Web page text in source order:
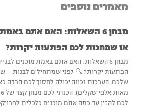
site
מאמרים נוספים
מבחן 6 השאלות: האם אתם
או שמחכות לכם הפתעות יקרות?
מבחן 6 השאלות: האם אתם באמת מוכנים
הפתעות יקרות? 🔍 לפני שמתחילים לבנות –
שלכם. הערכות נכונה יכולה לחסוך לכם הרבה
לכם להבין עד כמה אתם מוכנים כלכלית